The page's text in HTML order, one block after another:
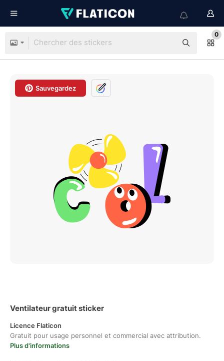
0
Sauvegardez
Ventilateur gratuit sticker
Licence Flaticon
Gratuit pour usage personnel et commercial avec attribution.
Plus d'informations